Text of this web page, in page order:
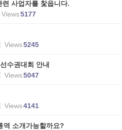
사업자를 찿읍니다.
Views5177
Views5245
수권대회 안내
Views5047
Views4141
역 소개가능할까요?